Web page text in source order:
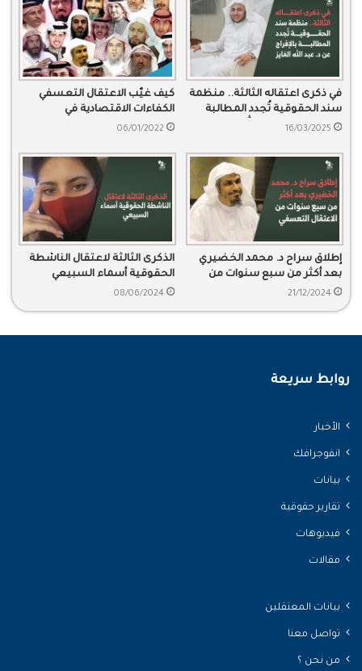
في ذكرى اعتقاله الثالثة.. منظمة
سند الحقوقية تُجدد المطالبة
بالإفراج عن د. عبد الله الفايز
16/03/2025
كيف غيّب الاعتقال التعسفي
الكفاءات الاقتصادية في
المملكة؟
06/01/2022
إطلاق سراح د. محمد الخضيري
بعد أكثر من سبع سنوات من
الاعتقال التعسفي
21/12/2024
الذكرى الثالثة لاعتقال الناشطة
الحقوقية أسماء السبيعي
08/06/2024
روابط سريعة
الأخبار
انفوجرافك
بيانات
تقارير حقوقية
فيديوهات
مقالات
بيانات المعتقلين
تواصل معنا
من نحن ؟